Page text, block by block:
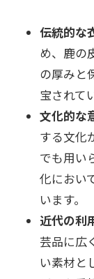
伝統的な
め、鹿の
の厚みと
宝されて
文化的な
する文化
でも用い
化におい
います。
近代の利
芸品に広
い素材と